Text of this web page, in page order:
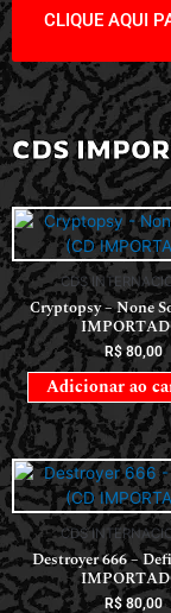
CLIQUE AQUI
CDS
CDS
Cryptopsy – None
R$80,00
Adicionar ao
CDS
Destroyer 666 –
R$80,00